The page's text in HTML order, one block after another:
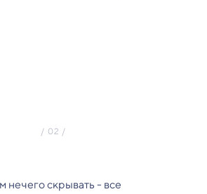
нечего скрывать - все